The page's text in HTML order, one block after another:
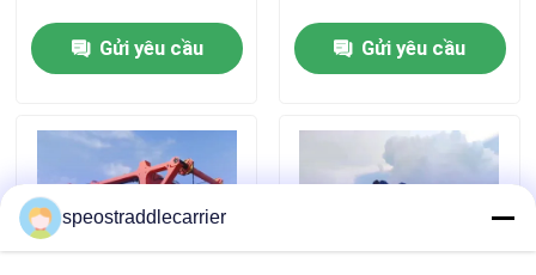
Gửi yêu cầu Gửi yêu cầu
speostraddlecarrier